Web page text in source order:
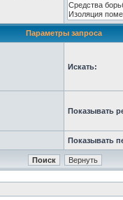
Параметры запроса
Искать:
Показывать
Показывать